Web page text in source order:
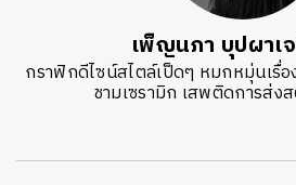
เพ็ญนภา บุปผาเ
กราฟิกดีไซน์สไตล์เป็ดๆ หมกหมุ่นเรื่
ชามเซรามิก เสพติดการส่ง